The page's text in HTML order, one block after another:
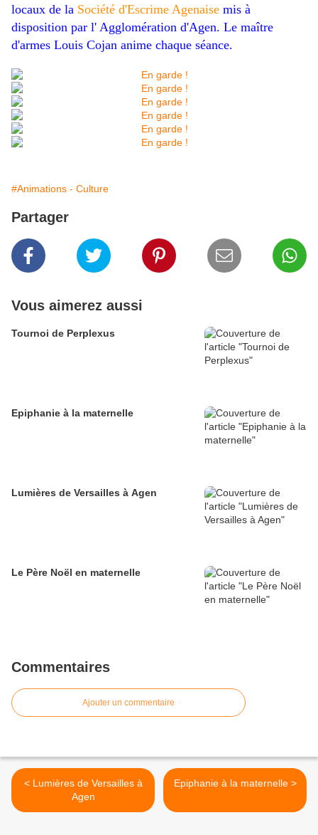
locaux de la Société d'Escrime Agenaise mis à
disposition par l' Agglomération d'Agen. Le maître
d'armes Louis Cojan anime chaque séance.
#Animations - Culture
Partager
Vous aimerez aussi
Tournoi de Perplexus
Epiphanie à la maternelle
Lumières de Versailles à Agen
Le Père Noël en maternelle
Commentaires
Ajouter un commentaire
< Lumières de Versailles à
Agen
Epiphanie à la maternelle >